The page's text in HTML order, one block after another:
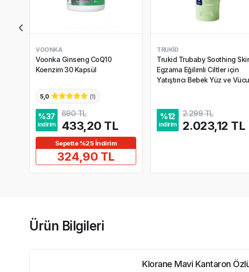
VOONKA
Voonka Ginseng CoQ10
Koenzim 30 Kapsül
5,0 (1)
%37
indirim
690 TL
433,20 TL
Sepette %25 İndirim
324,90 TL
TRUKID
Trukid Trubaby Soothing
Egzama Eğilimli Ciltler için
Yatıştırıcı Bebek Yüz ve
%12
indirim
2.299 TL
2.023,12 TL
Ürün Bilgileri
Klorane Mavi Kantaron